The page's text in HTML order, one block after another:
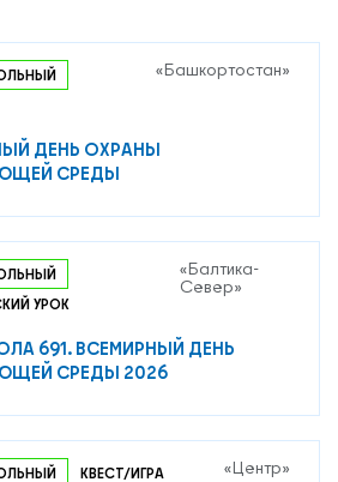
«Башкортостан»
ДЕНЬ ОХРАНЫ
СРЕДЫ
УРОК
«Балтика-
Север»
691. ВСЕМИРНЫЙ ДЕНЬ
СРЕДЫ 2026
КВЕСТ/ИГРА
«Центр»